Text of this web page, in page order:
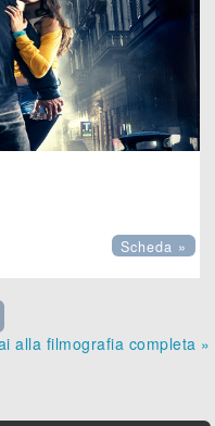
Scheda »
alla filmografia completa »